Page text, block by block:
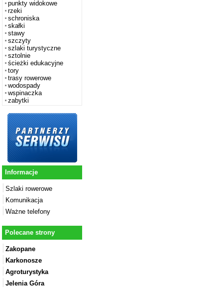
punkty widokowe
rzeki
schroniska
skałki
stawy
szczyty
szlaki turystyczne
sztolnie
ścieżki edukacyjne
tory
trasy rowerowe
wodospady
wspinaczka
zabytki
Informacje
Szlaki rowerowe
Komunikacja
Ważne telefony
Polecane strony
Zakopane
Karkonosze
Agroturystyka
Jelenia Góra